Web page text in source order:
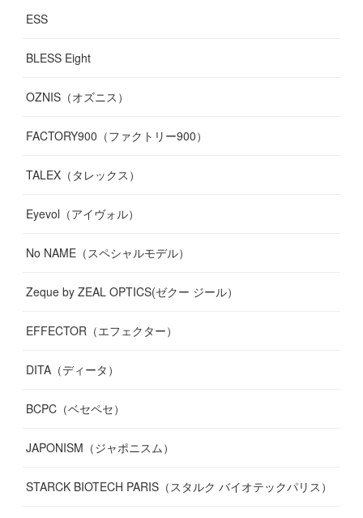
ESS
BLESS Eight
OZNIS（オズニス）
FACTORY900（ファクトリー900）
TALEX（タレックス）
Eyevol（アイヴォル）
No NAME（スペシャルモデル）
Zeque by ZEAL OPTICS(ゼクー ジール）
EFFECTOR（エフェクター）
DITA（ディータ）
BCPC（ベセペセ）
JAPONISM（ジャポニスム）
STARCK BIOTECH PARIS（スタルク バイオテックパリス）